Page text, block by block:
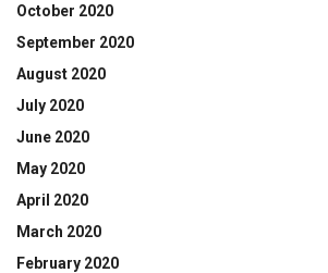
October 2020
September 2020
August 2020
July 2020
June 2020
May 2020
April 2020
March 2020
February 2020